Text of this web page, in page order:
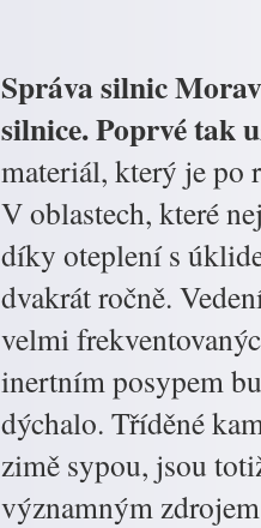
Správa silnic
silnice. Poprvé tak
materiál, který je po
V oblastech, které
díky oteplení s
dvakrát ročně.
velmi
inertním posypem
dýchalo. Tříděné
zimě sypou, jsou
významným